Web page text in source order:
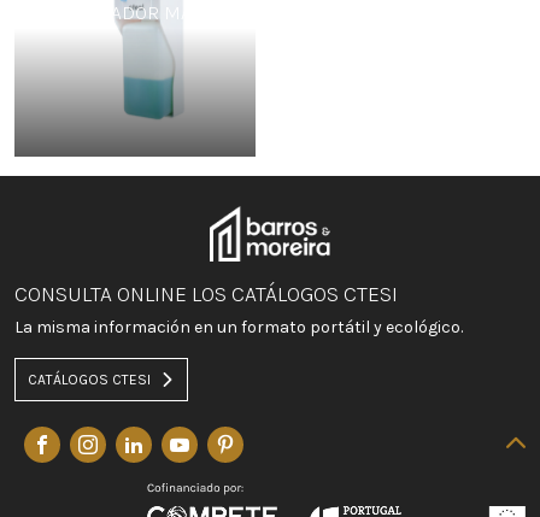
DISPENSADOR MANUAL
CONSULTA ONLINE LOS CATÁLOGOS CTESI
La misma información en un formato portátil y ecológico.
CATÁLOGOS CTESI